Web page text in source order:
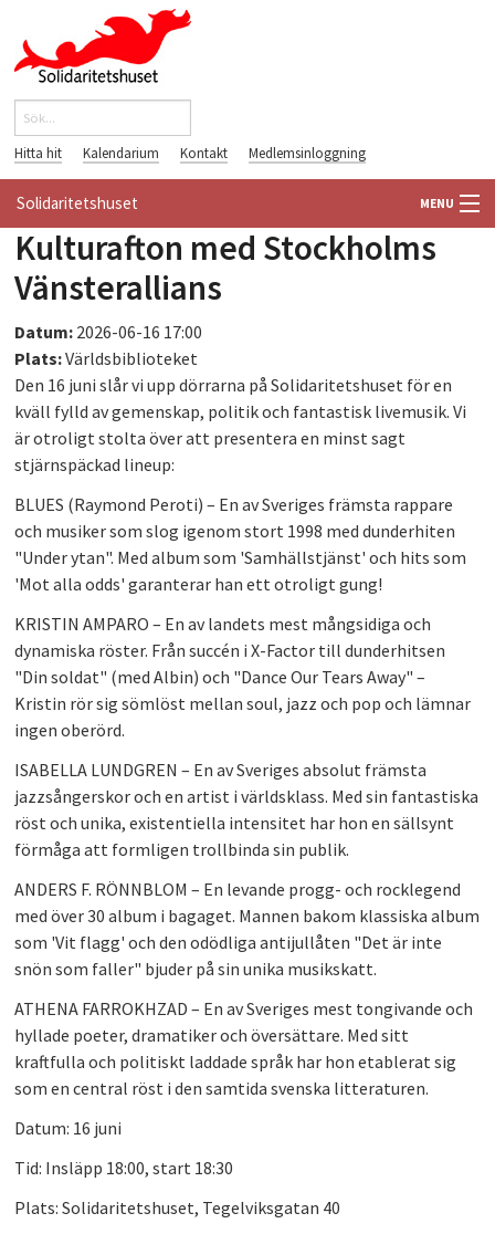
Hoppa till huvudinnehåll
Sökformulär
Hitta hit Kalendarium Kontakt Medlemsinloggning
Solidaritetshuset MENU
HEM
FÖRENINGAR
VÄRLDSBIBLIOTEKET
PÅ GÅNG
Kulturafton med Stockholms
Vänsterallians
Datum: 2026-06-16 17:00
Plats:Världsbiblioteket
Den 16 juni slår vi upp dörrarna på Solidaritetshuset för en
kväll fylld av gemenskap, politik och fantastisk livemusik. Vi
är otroligt stolta över att presentera en minst sagt
stjärnspäckad lineup:
BLUES (Raymond Peroti) – En av Sveriges främsta rappare
och musiker som slog igenom stort 1998 med dunderhiten
"Under ytan". Med album som 'Samhällstjänst' och hits som
'Mot alla odds' garanterar han ett otroligt gung!
KRISTIN AMPARO – En av landets mest mångsidiga och
dynamiska röster. Från succén i X-Factor till dunderhitsen
"Din soldat" (med Albin) och "Dance Our Tears Away" –
Kristin rör sig sömlöst mellan soul, jazz och pop och lämnar
ingen oberörd.
ISABELLA LUNDGREN – En av Sveriges absolut främsta
jazzsångerskor och en artist i världsklass. Med sin fantastiska
röst och unika, existentiella intensitet har hon en sällsynt
förmåga att formligen trollbinda sin publik.
ANDERS F. RÖNNBLOM – En levande progg- och rocklegend
med över 30 album i bagaget. Mannen bakom klassiska album
som 'Vit flagg' och den odödliga antijullåten "Det är inte
snön som faller" bjuder på sin unika musikskatt.
ATHENA FARROKHZAD – En av Sveriges mest tongivande och
hyllade poeter, dramatiker och översättare. Med sitt
kraftfulla och politiskt laddade språk har hon etablerat sig
som en central röst i den samtida svenska litteraturen.
Datum: 16 juni
Tid: Insläpp 18:00, start 18:30
Plats: Solidaritetshuset, Tegelviksgatan 40